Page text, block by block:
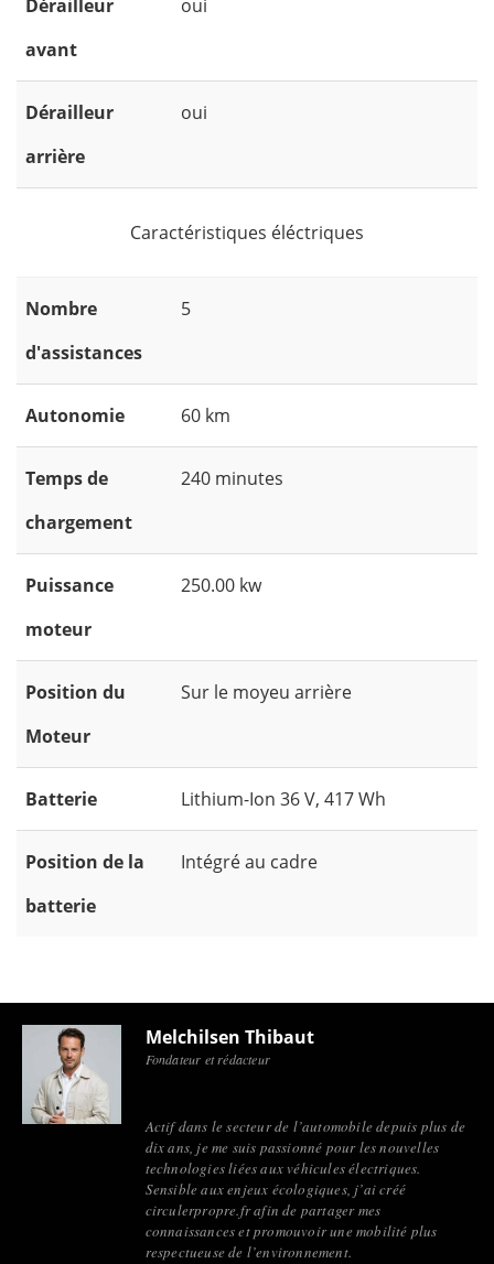
Dérailleur
avant
oui
Dérailleur
arrière
oui
Caractéristiques éléctriques
Nombre
d'assistances
5
Autonomie 60 km
Temps de
chargement
240 minutes
Puissance
moteur
250.00 kw
Position du
Moteur
Sur le moyeu arrière
Batterie Lithium-Ion 36 V, 417 Wh
Position de la
batterie
Intégré au cadre
Melchilsen Thibaut
Fondateur et rédacteur
Actif dans le secteur de l’automobile depuis plus de
dix ans, je me suis passionné pour les nouvelles
technologies liées aux véhicules électriques.
Sensible aux enjeux écologiques, j’ai créé
circulerpropre.fr afin de partager mes
connaissances et promouvoir une mobilité plus
respectueuse de l’environnement.